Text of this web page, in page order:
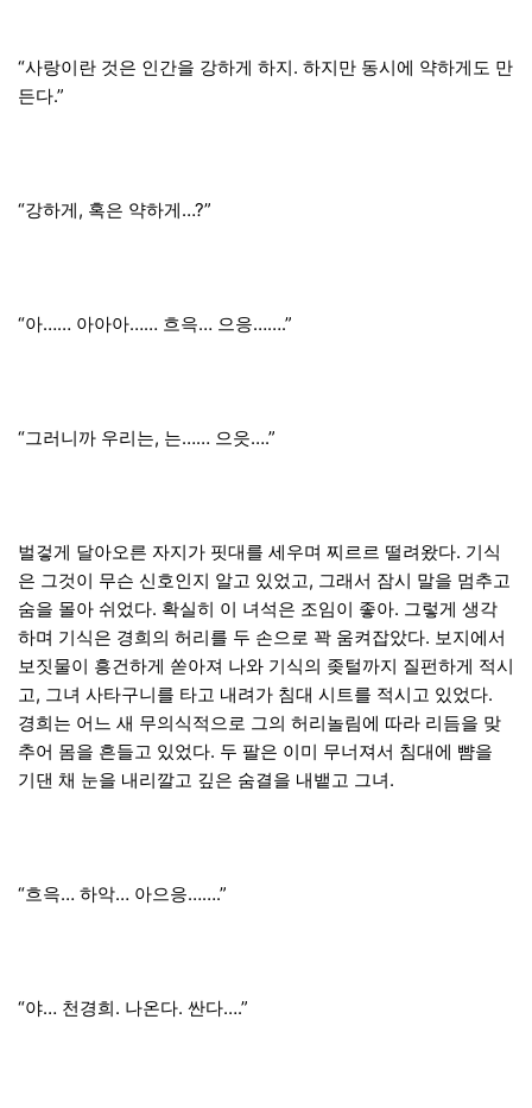
“사랑이란 것은 인간을 강하게 하지. 하지만 동시에 약하게도 만
든다.”
“강하게, 혹은 약하게…?”
“아…… 아아아…… 흐윽… 으응…….”
“그러니까 우리는, 는…… 으읏….”
벌겋게 달아오른 자지가 핏대를 세우며 찌르르 떨려왔다. 기식
은 그것이 무슨 신호인지 알고 있었고, 그래서 잠시 말을 멈추고
숨을 몰아 쉬었다. 확실히 이 녀석은 조임이 좋아. 그렇게 생각
하며 기식은 경희의 허리를 두 손으로 꽉 움켜잡았다. 보지에서
보짓물이 흥건하게 쏟아져 나와 기식의 좆털까지 질펀하게 적시
고, 그녀 사타구니를 타고 내려가 침대 시트를 적시고 있었다.
경희는 어느 새 무의식적으로 그의 허리놀림에 따라 리듬을 맞
추어 몸을 흔들고 있었다. 두 팔은 이미 무너져서 침대에 뺨을
기댄 채 눈을 내리깔고 깊은 숨결을 내뱉고 그녀.
“흐윽… 하악… 아으응…….”
“야… 천경희. 나온다. 싼다….”